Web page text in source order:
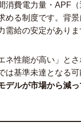
消費電力量・APF
める制度です。背
需給の安定がありま
ネ性能が高い」と
は基準未達となる可
デルが市場から減っ